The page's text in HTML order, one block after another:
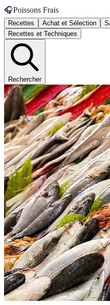
🎧Poissons Frais
Recettes Achat et Sélection
Recettes et Techniques
Rechercher